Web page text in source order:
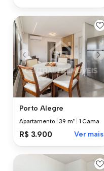
Porto Alegre
Apartamento |39 m² 1 Cama
R$ 3.900 Ver mais